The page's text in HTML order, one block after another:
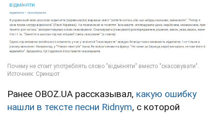
Ранее OBOZ.UA рассказывал, какую ошибку
нашли в тексте песни Ridnym, с которой